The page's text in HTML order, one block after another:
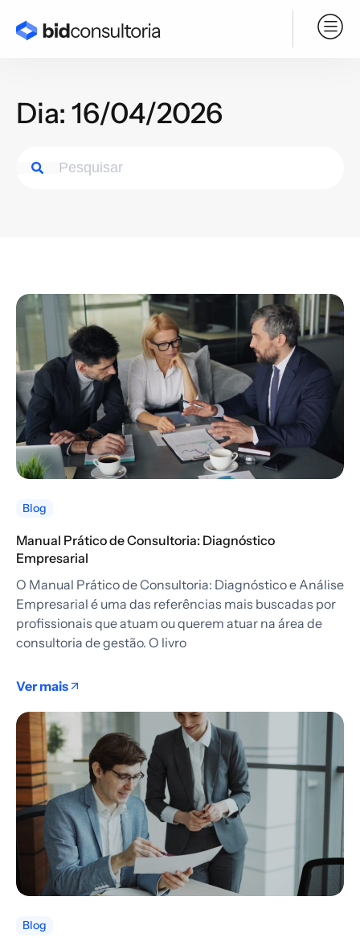
Dia: 16/04/2026
Blog
Manual Prático de Consultoria: Diagnóstico
Empresarial
O Manual Prático de Consultoria: Diagnóstico e Análise
Empresarial é uma das referências mais buscadas por
profissionais que atuam ou querem atuar na área de
consultoria de gestão. O livro
Ver mais
Blog